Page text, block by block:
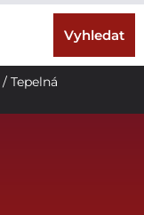
Vyhledat
/ Tepelná